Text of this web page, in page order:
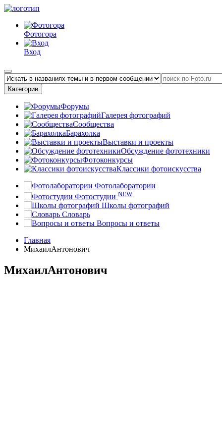
Фотогора
Вход
Категории
Форумы
Галерея фотографий
Сообщества
Барахолка
Выставки и проекты
Обсуждение фототехники
Фотоконкурсы
Классики фотоискусства
Фотолаборатории
Фотостудии NEW
Школы фотографий
Словарь
Вопросы и ответы
Главная
МихаилАнтонович
МихаилАнтонович